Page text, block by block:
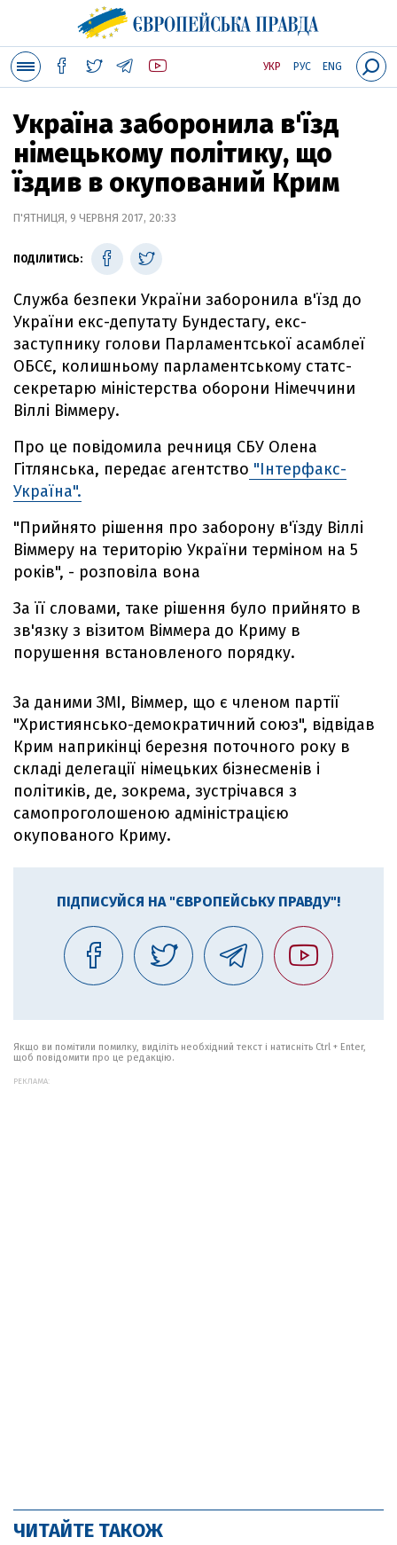
УКР РУС ENG
Україна заборонила в'їзд
німецькому політику, що
їздив в окупований Крим
П'ЯТНИЦЯ, 9 ЧЕРВНЯ 2017, 20:33
ПОДІЛИТИСЬ:
Служба безпеки України заборонила в'їзд до
України екс-депутату Бундестагу, екс-
заступнику голови Парламентської асамблеї
ОБСЄ, колишньому парламентському статс-
секретарю міністерства оборони Німеччини
Віллі Віммеру.
Про це повідомила речниця СБУ Олена
Гітлянська, передає агентство "Інтерфакс-
Україна".
"Прийнято рішення про заборону в'їзду Віллі
Віммеру на територію України терміном на 5
років", - розповіла вона
За її словами, таке рішення було прийнято в
зв'язку з візитом Віммера до Криму в
порушення встановленого порядку.
За даними ЗМІ, Віммер, що є членом партії
"Християнсько-демократичний союз", відвідав
Крим наприкінці березня поточного року в
складі делегації німецьких бізнесменів і
політиків, де, зокрема, зустрічався з
самопроголошеною адміністрацією
окупованого Криму.
ПІДПИСУЙСЯ НА "ЄВРОПЕЙСЬКУ ПРАВДУ"!
Якщо ви помітили помилку, виділіть необхідний текст і натисніть Ctrl + Enter,
щоб повідомити про це редакцію.
РЕКЛАМА:
ЧИТАЙТЕ ТАКОЖ